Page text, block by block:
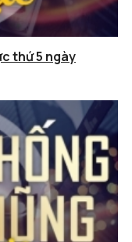
thứ 5 ngày